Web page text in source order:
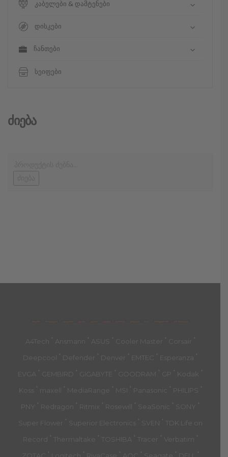
კაბელები & დამტენები
დისკები
ჩანთები
სეიფები
Ძიება
მთავარი კალათა
A4Tech ' Ansmann ' ASUS ' Cooler Master ' Corsair '
Deepcool ' Defender ' Denver ' EMTEC ' Esperanza '
EVGA ' GEMBIRD ' GIGABYTE ' GOODRAM ' GP ' Kodak '
Koss ' maxell ' MediaRange ' MSI ' Panasonic ' PHILIPS '
PNY ' Redragon ' Ritmix ' Rosewill ' SeaSonic ' SONY '
Super Flower ' Superior Electronics ' SVEN ' TDK Life on
Record ' Thermaltake ' TOSHIBA ' Tracer ' Verbatim '